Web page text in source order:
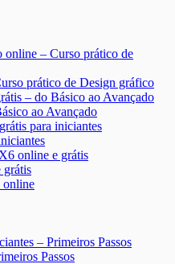
prático de Design gráfico
ao Avançado
Passos